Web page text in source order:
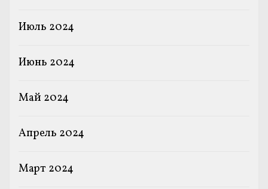
Июль 2024
Июнь 2024
Май 2024
Апрель 2024
Март 2024